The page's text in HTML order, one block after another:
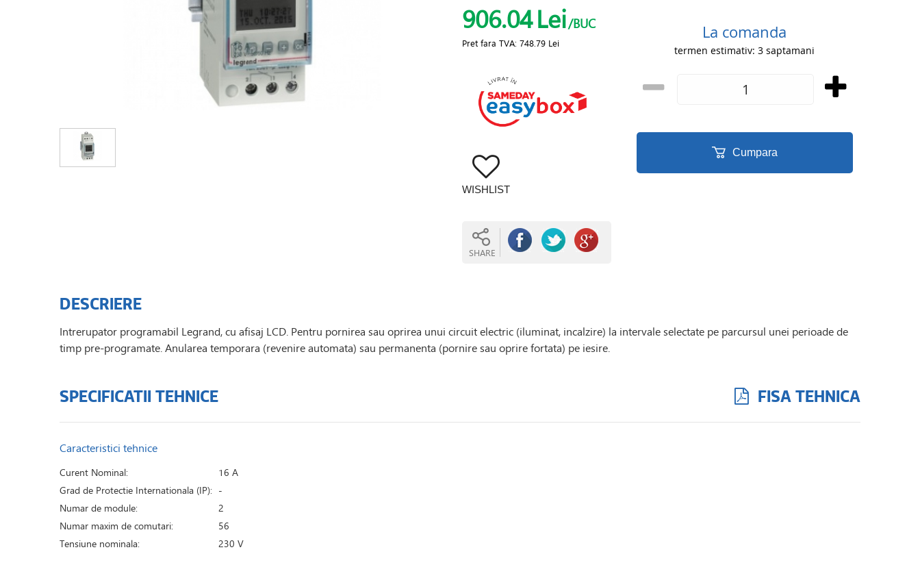
906.04Lei/BUC
Pret fara TVA: 748.79 Lei
WISHLIST
SHARE
La comanda
termen estimativ: 3 saptamani
Cumpara
DESCRIERE
Intrerupator programabil Legrand, cu afisaj LCD. Pentru pornirea sau oprirea unui circuit electric (iluminat, incalzire) la intervale selectate pe parcursul unei perioade de
timp pre-programate. Anularea temporara (revenire automata) sau permanenta (pornire sau oprire fortata) pe iesire.
SPECIFICATII TEHNICE FISA TEHNICA
Caracteristici tehnice
Curent Nominal:
16 A
Grad de Protectie Internationala (IP): -
Numar de module:
2
Numar maxim de comutari:
56
Tensiune nominala:
230 V